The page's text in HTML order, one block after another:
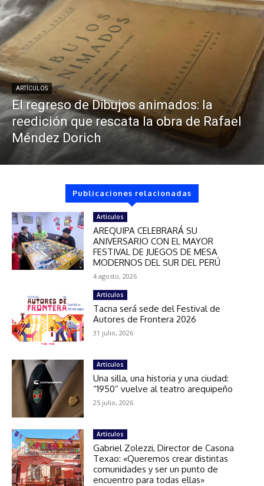
ARTÍCULOS
El regreso de Dibujos animados: la
reedición que rescata la obra de Rafael
Méndez Dorich
Publicaciones relacionadas
Artículos
AREQUIPA CELEBRARÁ SU
ANIVERSARIO CON EL MAYOR
FESTIVAL DE JUEGOS DE MESA
MODERNOS DEL SUR DEL PERÚ
4 agosto, 2026
Artículos
Tacna será sede del Festival de
Autores de Frontera 2026
31 julio, 2026
Artículos
Una silla, una historia y una ciudad:
“1950” vuelve al teatro arequipeño
25 julio, 2026
Artículos
Gabriel Zolezzi, Director de Casona
Texao: «Queremos crear distintas
comunidades y ser un punto de
encuentro para todas ellas»